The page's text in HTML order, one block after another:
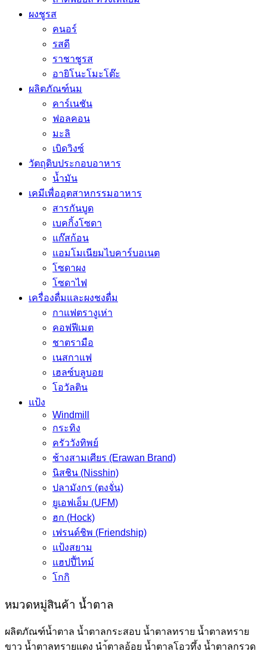
ผงชูรส
คนอร์
รสดี
ราชาชูรส
อายิโนะโมะโต๊ะ
ผลิตภัณฑ์นม
คาร์เนชัน
ฟอลคอน
มะลิ
เบิดวิงซ์
วัตถุดิบประกอบอาหาร
น้ำมัน
เคมีเพื่ออุตสาหกรรมอาหาร
สารกันบูด
เบคกิ้งโซดา
แก๊สก้อน
แอมโมเนียมไบคาร์บอเนต
โซดาผง
โซดาไฟ
เครื่องดื่มและผงชงดื่ม
กาแฟตรางูเห่า
คอฟฟีเมต
ชาตรามือ
เนสกาแฟ
เฮลซ์บลูบอย
โอวัลติน
แป้ง
Windmill
กระทิง
ครัววังทิพย์
ช้างสามเศียร (Erawan Brand)
นิสชิน (Nisshin)
ปลามังกร (ตงจั่น)
ยูเอฟเอ็ม (UFM)
ฮก (Hock)
เฟรนด์ชิพ (Friendship)
แป้งสยาม
แฮปปี้ไทม์
โกกิ
หมวดหมู่สินค้า น้ำตาล
ผลิตภัณฑ์น้ำตาล น้ำตาลกระสอบ น้ำตาลทราย น้ำตาลทราย
ขาว น้ำตาลทรายแดง นำ้ตาลอ้อย น้ำตาลโอวทึ้ง น้ำตาลกรวด